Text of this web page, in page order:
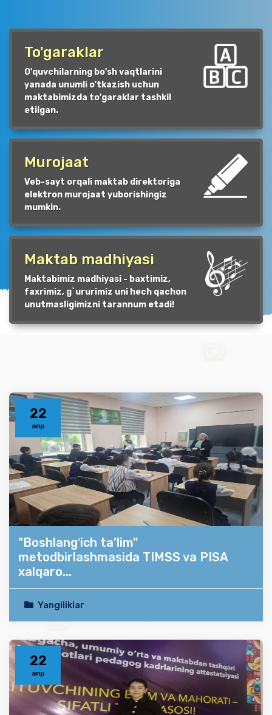
To'garaklar
O'quvchilarning bo'sh vaqtlarini
yanada unumli o'tkazish uchun
maktabimizda to'garaklar tashkil
etilgan.
Murojaat
Veb-sayt orqali maktab direktoriga
elektron murojaat yuborishingiz
mumkin.
Maktab madhiyasi
Maktabimiz madhiyasi - baxtimiz,
faxrimiz, g`ururimiz uni hech qachon
unutmasligimizni tarannum etadi!
22
апр
"Boshlangʻich ta’lim"
metodbirlashmasida TIMSS va PISA
xalqaro...
Yangiliklar
22
апр